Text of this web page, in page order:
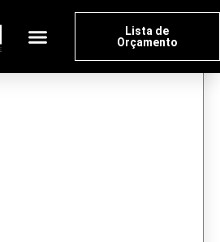
Lista de
Orçamento